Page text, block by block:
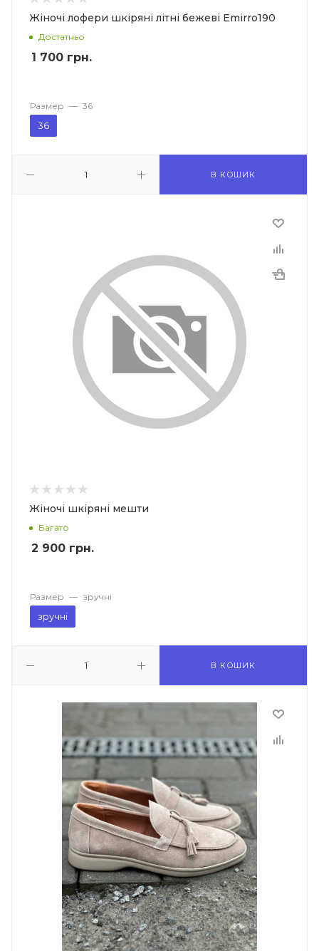
Жіночі лофери шкіряні літні бежеві Emirro190
Достатньо
1 700 грн.
В КОШИК
Размер — 36
36
Жіночі шкіряні мешти
Багато
2 900 грн.
В КОШИК
Размер — зручні
зручні